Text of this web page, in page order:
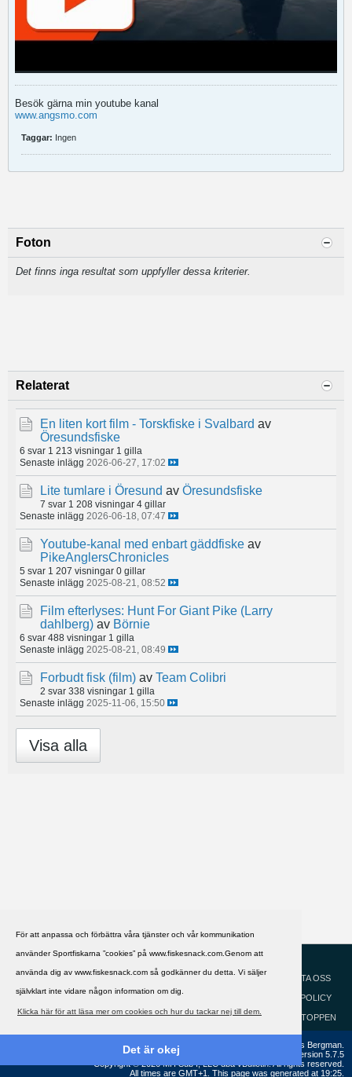
För att anpassa och förbättra våra tjänster och vår kommunikation
använder Sportfiskarna ”cookies” på www.fiskesnack.com.Genom att
använda dig av www.fiskesnack.com så godkänner du detta. Vi säljer
självklart inte vidare någon information om dig.
Klicka här för att läsa mer om cookies och hur du tackar nej till dem.
Det är okej
Besök gärna min youtube kanal
www.angsmo.com
Taggar: Ingen
Foton
Det finns inga resultat som uppfyller dessa kriterier.
Relaterat
En liten kort film - Torskfiske i Svalbard av
Öresundsfiske
6 svar 1 213 visningar 1 gilla
Senaste inlägg 2026-06-27, 17:02
Lite tumlare i Öresund av Öresundsfiske
7 svar 1 208 visningar 4 gillar
Senaste inlägg 2026-06-18, 07:47
Youtube-kanal med enbart gäddfiske av
PikeAnglersChronicles
5 svar 1 207 visningar 0 gillar
Senaste inlägg 2025-08-21, 08:52
Film efterlyses: Hunt For Giant Pike (Larry
dahlberg) av Börnie
6 svar 488 visningar 1 gilla
Senaste inlägg 2025-08-21, 08:49
Forbudt fisk (film) av Team Colibri
2 svar 338 visningar 1 gilla
Senaste inlägg 2025-11-06, 15:50
Visa alla
HJÄLP
KONTAKTA OSS
COOKIEPOLICY
GÅ TILL TOPPEN
Copyright ©2002 - 2021, FiskeSnack.com. Grundad 2002 av Anders Bergman.
Version 5.7.5
Copyright © 2026 MH Sub I, LLC dba vBulletin. All rights reserved.
All times are GMT+1. This page was generated at 19:25.